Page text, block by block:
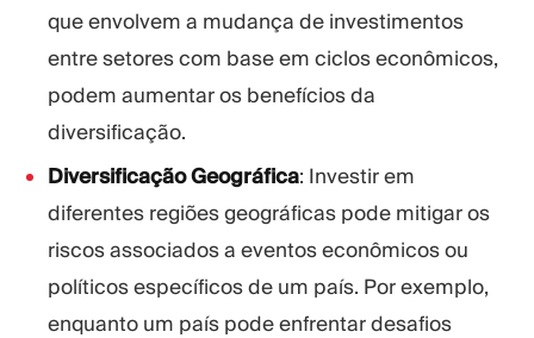
que envolvem a mudança de investimentos
entre setores com base em ciclos econômicos,
podem aumentar os benefícios da
diversificação.
Diversificação Geográfica: Investir em
diferentes regiões geográficas pode mitigar os
riscos associados a eventos econômicos ou
políticos específicos de um país. Por exemplo,
enquanto um país pode enfrentar desafios